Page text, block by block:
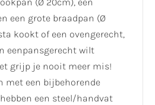
een grote braadpan (Ø
kookt of een ovengerecht,
eenpansgerecht wilt
grijp je nooit meer mis!
met een bijbehorende
een steel/handvat